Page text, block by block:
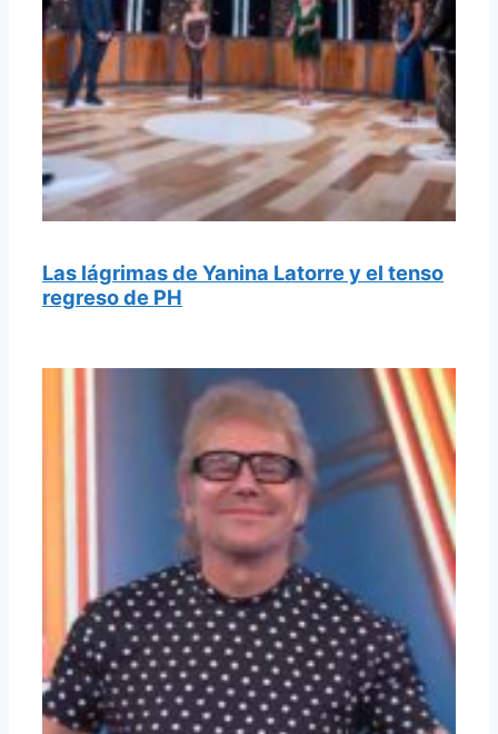
Las lágrimas de Yanina Latorre y el tenso
regreso de PH